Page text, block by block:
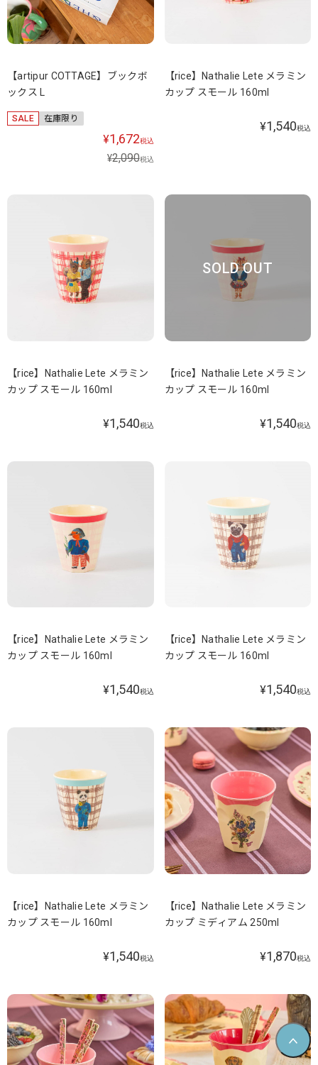
【artipur COTTAGE】ブックボ
ックス L
SALE 在庫限り
¥1,672税込
¥2,090税込
【rice】Nathalie Lete メラミン
カップ スモール 160ml
¥1,540税込
【rice】Nathalie Lete メラミン
カップ スモール 160ml
¥1,540税込
SOLD OUT
【rice】Nathalie Lete メラミン
カップ スモール 160ml
¥1,540税込
【rice】Nathalie Lete メラミン
カップ スモール 160ml
¥1,540税込
【rice】Nathalie Lete メラミン
カップ スモール 160ml
¥1,540税込
【rice】Nathalie Lete メラミン
カップ スモール 160ml
¥1,540税込
【rice】Nathalie Lete メラミン
カップ ミディアム 250ml
¥1,870税込